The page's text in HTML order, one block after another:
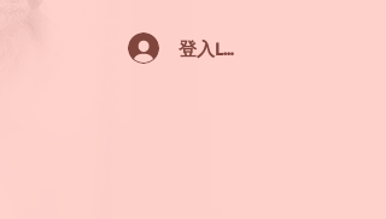
登入Log In